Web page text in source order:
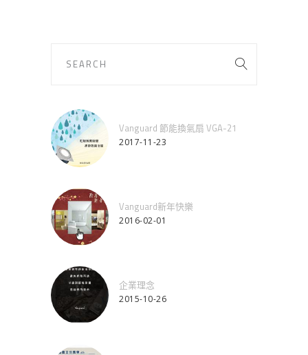
Vanguard 節能換氣扇 VGA-21
2017-11-23
Vanguard新年快樂
2016-02-01
企業理念
2015-10-26